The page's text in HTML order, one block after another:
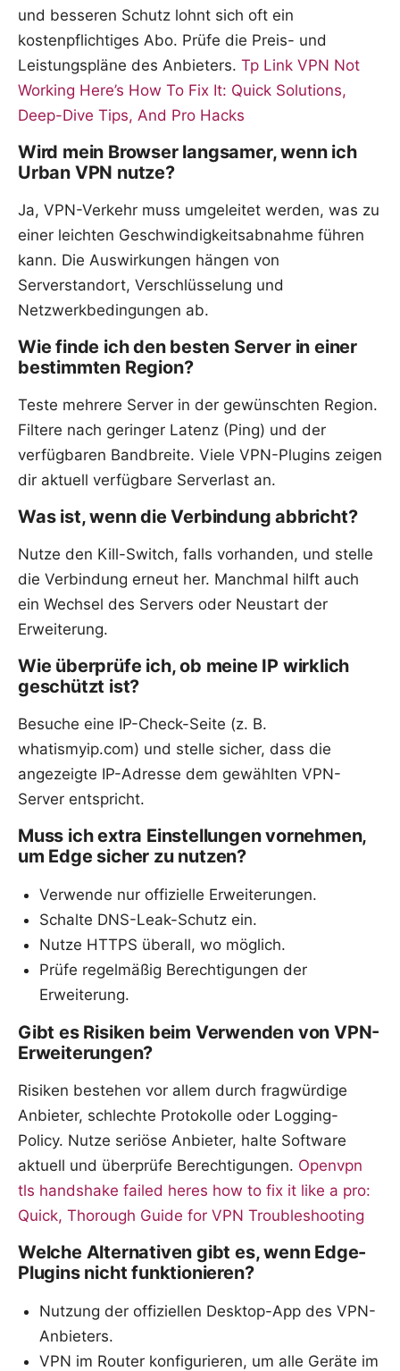
und besseren Schutz lohnt sich oft ein
kostenpflichtiges Abo. Prüfe die Preis- und
Leistungspläne des Anbieters. Tp Link VPN Not
Working Here’s How To Fix It: Quick Solutions,
Deep-Dive Tips, And Pro Hacks
Wird mein Browser langsamer, wenn ich
Urban VPN nutze?
Ja, VPN-Verkehr muss umgeleitet werden, was zu
einer leichten Geschwindigkeitsabnahme führen
kann. Die Auswirkungen hängen von
Serverstandort, Verschlüsselung und
Netzwerkbedingungen ab.
Wie finde ich den besten Server in einer
bestimmten Region?
Teste mehrere Server in der gewünschten Region.
Filtere nach geringer Latenz (Ping) und der
verfügbaren Bandbreite. Viele VPN-Plugins zeigen
dir aktuell verfügbare Serverlast an.
Was ist, wenn die Verbindung abbricht?
Nutze den Kill-Switch, falls vorhanden, und stelle
die Verbindung erneut her. Manchmal hilft auch
ein Wechsel des Servers oder Neustart der
Erweiterung.
Wie überprüfe ich, ob meine IP wirklich
geschützt ist?
Besuche eine IP-Check-Seite (z. B.
whatismyip.com) und stelle sicher, dass die
angezeigte IP-Adresse dem gewählten VPN-
Server entspricht.
Muss ich extra Einstellungen vornehmen,
um Edge sicher zu nutzen?
Verwende nur offizielle Erweiterungen.
Schalte DNS-Leak-Schutz ein.
Nutze HTTPS überall, wo möglich.
Prüfe regelmäßig Berechtigungen der
Erweiterung.
Gibt es Risiken beim Verwenden von VPN-
Erweiterungen?
Risiken bestehen vor allem durch fragwürdige
Anbieter, schlechte Protokolle oder Logging-
Policy. Nutze seriöse Anbieter, halte Software
aktuell und überprüfe Berechtigungen. Openvpn
tls handshake failed heres how to fix it like a pro:
Quick, Thorough Guide for VPN Troubleshooting
Welche Alternativen gibt es, wenn Edge-
Plugins nicht funktionieren?
Nutzung der offiziellen Desktop-App des VPN-
Anbieters.
VPN im Router konfigurieren, um alle Geräte im